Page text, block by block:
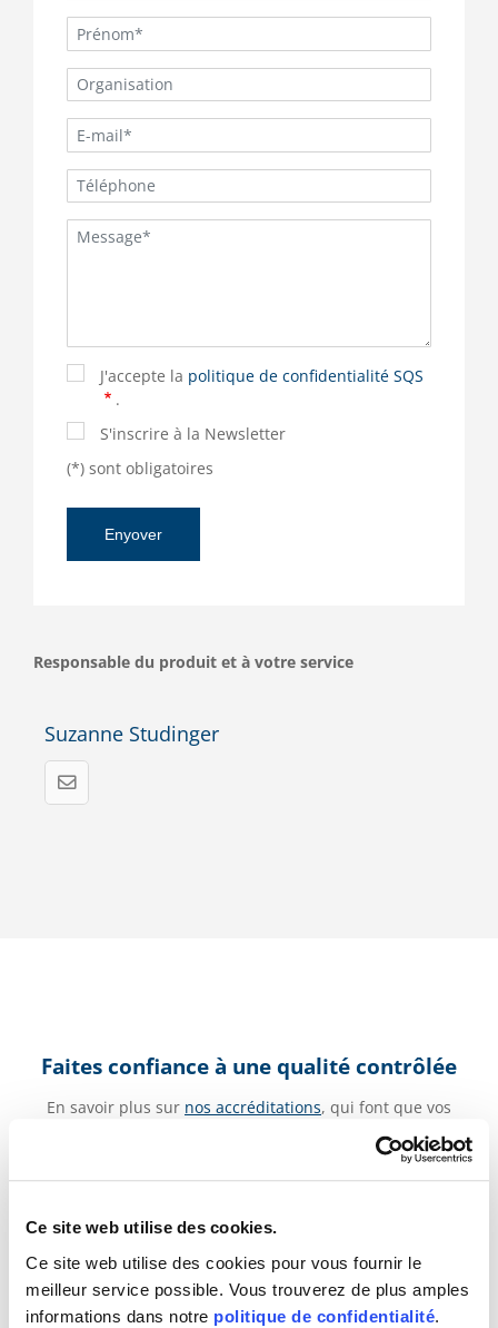
Ce site web utilise des cookies.
Ce site web utilise des cookies pour vous fournir le
meilleur service possible. Vous trouverez de plus amples
informations dans notre politique de confidentialité.
J'accepte la politique de confidentialité SQS
.
S'inscrire à la Newsletter
(*) sont obligatoires
Responsable du produit et à votre service
Suzanne Studinger
Faites confiance à une qualité contrôlée
En savoir plus sur nos accréditations, qui font que vos